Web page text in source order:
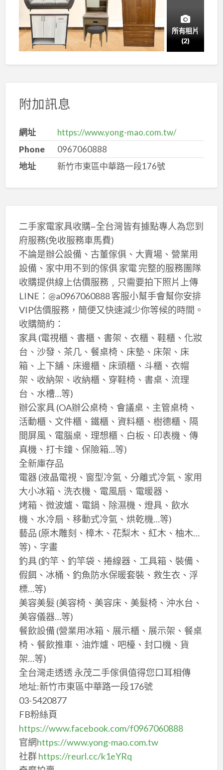
所有相片
(2)
附加訊息
網址
https://www.yong-mao.com.tw/
Phone
0967060888
地址
新竹市東區中華路一段176號
二手家電家具收購~全台灣皆有據點專人為您到
府服務(免收服務車馬費)
不論是辦公設備、古董傢俱、大賣場、營業用
設備、家中用不到的傢俱 家電 完整的服務團隊
收購提供線上估價服務﹐只需要拍下照片上傳
LINE：@a0967060888 客服小幫手會幫你安排
VIP估價服務，簡便又快速減少你等候的時間。
收購簡約：
家具 (電視櫃、書櫃、書架、衣櫃、鞋櫃、化妝
台、沙發、茶几、餐桌椅、床墊、床架、床
箱、上下舖、床邊櫃、床頭櫃、斗櫃、衣帽
架、收納架、收納櫃、穿鞋椅、書桌、流理
台、水槽…等)
辦公家具 (OA辦公桌椅、會議桌、主管桌椅、
活動櫃、文件櫃、鐵櫃、資料櫃、樹德櫃、隔
間屏風、電腦桌、理想櫃、白板、印表機、傳
真機、打卡鐘、保險箱…等)
全新庫存品
電器 (液晶電視、窗型冷氣、分離式冷氣、家用
大小冰箱、洗衣機、電風扇、電暖器、
烤箱、微波爐、電鍋、除濕機、燈具、飲水
機、水冷扇、移動式冷氣、烘乾機…等)
藝品 (原木雕刻、樟木、花梨木、紅木、柚木…
等)、字畫
釣具 (釣竿、釣竿袋、捲線器、工具箱、裝備、
假餌、冰桶、釣魚防水保暖套裝、救生衣、浮
標…等)
美容美髮 (美容椅、美容床、美髮椅、沖水台、
美容儀器…等)
餐飲設備 (營業用冰箱、展示櫃、展示架、餐桌
椅、餐飲推車、油炸爐、吧檯、封口機、貨
架…等)
全台灣走透透 永茂二手傢俱值得您口耳相傳
地址:新竹市東區中華路一段176號
03-5420877
FB粉絲頁
https://www.facebook.com/f0967060888
官網https://www.yong-mao.com.tw
社群https://reurl.cc/k1eYRq